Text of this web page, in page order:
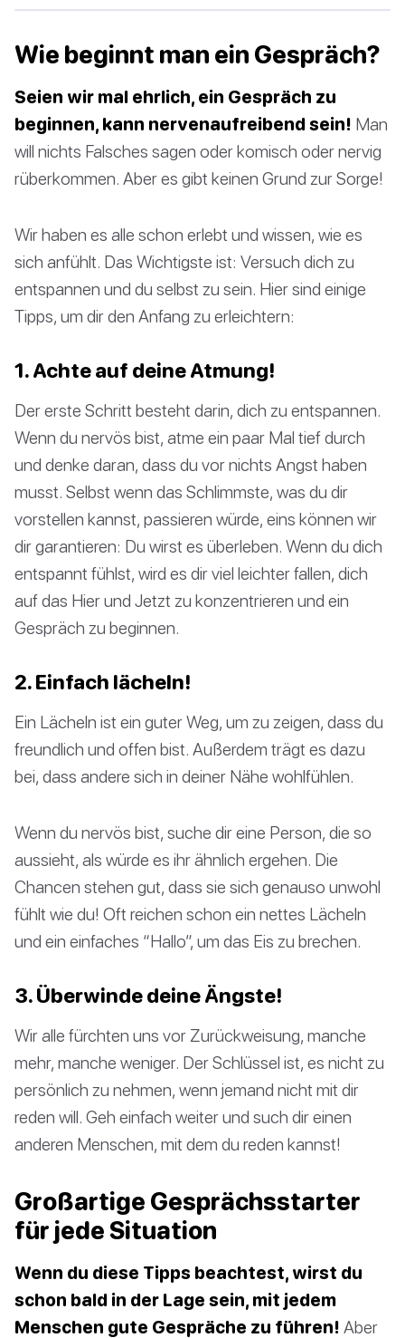
Wie beginnt man ein Gespräch?
Seien wir mal ehrlich, ein Gespräch zu
beginnen, kann nervenaufreibend sein! Man
will nichts Falsches sagen oder komisch oder nervig
rüberkommen. Aber es gibt keinen Grund zur Sorge!
Wir haben es alle schon erlebt und wissen, wie es
sich anfühlt. Das Wichtigste ist: Versuch dich zu
entspannen und du selbst zu sein. Hier sind einige
Tipps, um dir den Anfang zu erleichtern:
1. Achte auf deine Atmung!
Der erste Schritt besteht darin, dich zu entspannen.
Wenn du nervös bist, atme ein paar Mal tief durch
und denke daran, dass du vor nichts Angst haben
musst. Selbst wenn das Schlimmste, was du dir
vorstellen kannst, passieren würde, eins können wir
dir garantieren: Du wirst es überleben. Wenn du dich
entspannt fühlst, wird es dir viel leichter fallen, dich
auf das Hier und Jetzt zu konzentrieren und ein
Gespräch zu beginnen.
2. Einfach lächeln!
Ein Lächeln ist ein guter Weg, um zu zeigen, dass du
freundlich und offen bist. Außerdem trägt es dazu
bei, dass andere sich in deiner Nähe wohlfühlen.
Wenn du nervös bist, suche dir eine Person, die so
aussieht, als würde es ihr ähnlich ergehen. Die
Chancen stehen gut, dass sie sich genauso unwohl
fühlt wie du! Oft reichen schon ein nettes Lächeln
und ein einfaches “Hallo”, um das Eis zu brechen.
3. Überwinde deine Ängste!
Wir alle fürchten uns vor Zurückweisung, manche
mehr, manche weniger. Der Schlüssel ist, es nicht zu
persönlich zu nehmen, wenn jemand nicht mit dir
reden will. Geh einfach weiter und such dir einen
anderen Menschen, mit dem du reden kannst!
Großartige Gesprächsstarter
für jede Situation
Wenn du diese Tipps beachtest, wirst du
schon bald in der Lage sein, mit jedem
Menschen gute Gespräche zu führen! Aber